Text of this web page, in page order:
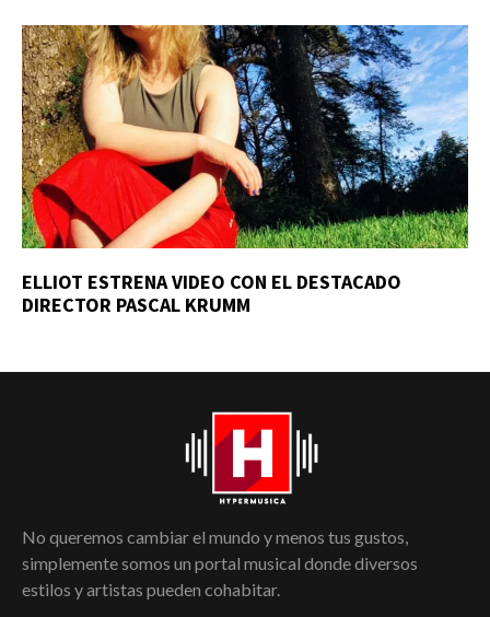
ELLIOT ESTRENA VIDEO CON EL DESTACADO
DIRECTOR PASCAL KRUMM
No queremos cambiar el mundo y menos tus gustos,
simplemente somos un portal musical donde diversos
estilos y artistas pueden cohabitar.